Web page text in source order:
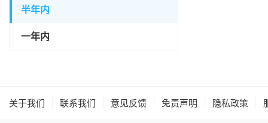
半年内
一年内
关于我们 联系我们 意见反馈 免责声明 隐私政策